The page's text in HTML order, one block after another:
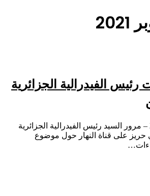
الفيدرالية الجزائرية
18 – أكتوبر 2021 – مرور السيد رئيس الفيدرالية الجزائرية
حريز على قناة النهار حول موضوع